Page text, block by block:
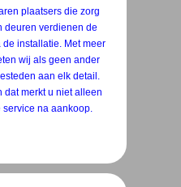
plaatsers die zorg
deuren verdienen de
installatie. Met meer
wij als geen ander
aan elk detail.
dat merkt u niet alleen
na aankoop.